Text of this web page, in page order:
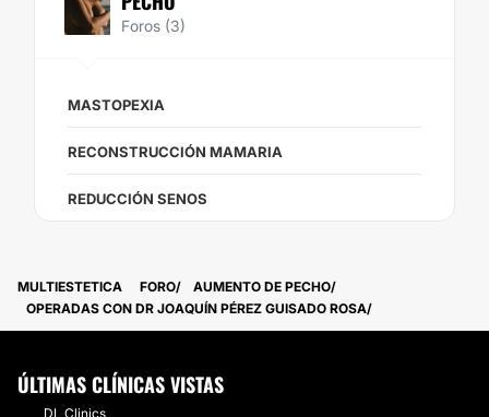
Foros (3)
MASTOPEXIA
RECONSTRUCCIÓN MAMARIA
REDUCCIÓN SENOS
MULTIESTETICA FORO
AUMENTO DE PECHO
OPERADAS CON DR JOAQUÍN PÉREZ GUISADO ROSA
ÚLTIMAS CLÍNICAS VISTAS
DL Clinics